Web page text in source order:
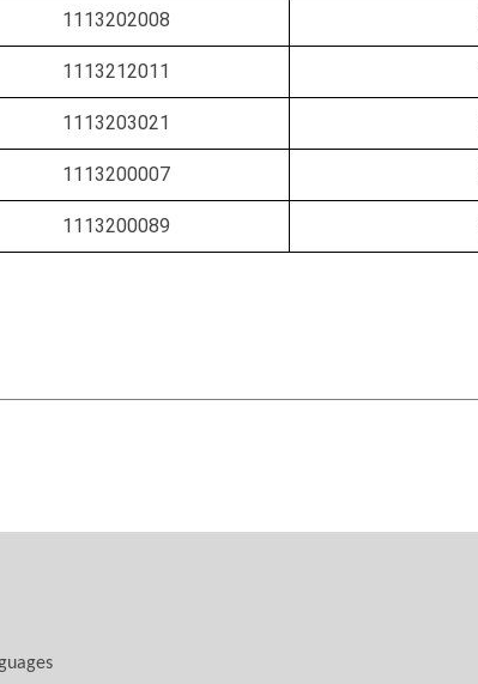
1113202008
1113212011
1113203021
1113200007
1113200089